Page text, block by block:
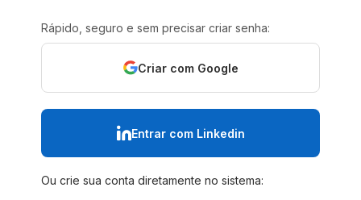
Rápido, seguro e sem precisar criar senha:
Criar com Google
Entrar com Linkedin
Ou crie sua conta diretamente no sistema: